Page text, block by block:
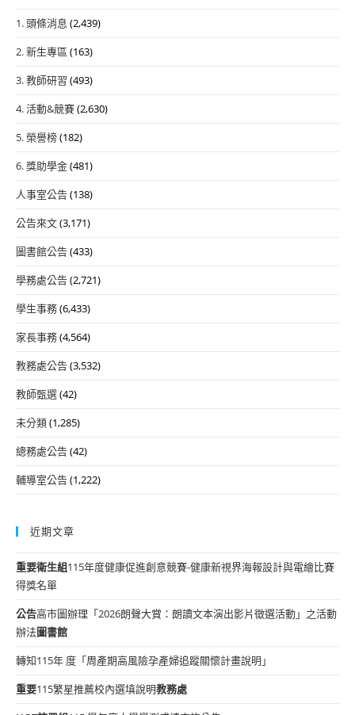
1. 頭條消息 (2,439)
2. 新生專區 (163)
3. 教師研習 (493)
4. 活動&競賽(2,630)
5. 榮譽榜(182)
6. 獎助學金(481)
人事室公告(138)
公告來文(3,171)
圖書館公告(433)
學務處公告(2,721)
學生事務(6,433)
家長事務(4,564)
教務處公告(3,532)
教師甄選(42)
未分類(1,285)
總務處公告(42)
輔導室公告(1,222)
近期文章
重要衛生組115年度健康促進創意競賽-健康新視界海報設計與電繪比賽
得獎名單
公告高市圖辦理「2026朗聲大賞：朗讀文本演出影片徵選活動」之活動
辦法圖書館
轉知115年 度「周產期高風險孕產婦追蹤關懷計畫說明」
重要115繁星推薦校內選填說明教務處